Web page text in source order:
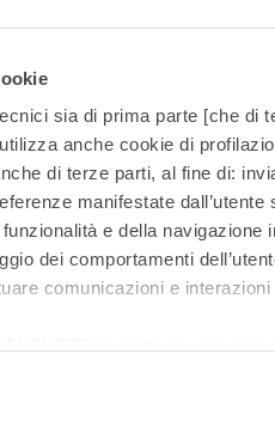
sia di prima parte [che di
anche cookie di
di terze parti, al fine di:
manifestate dall’utente
funzionalità e della navigazione
dei comportamenti
comunicazioni e
essere revocato in qualsiasi
Bortolo